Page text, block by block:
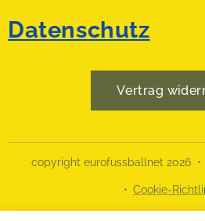
Datenschutz
Vertrag
copyright eurofussballnet 2026
Cookie-